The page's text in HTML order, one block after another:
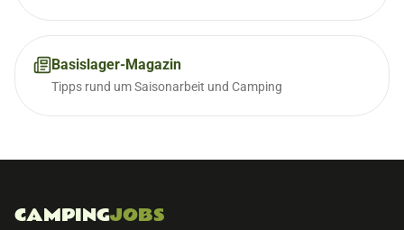
Basislager-Magazin
Tipps rund um Saisonarbeit und Camping
CAMPINGJOBS